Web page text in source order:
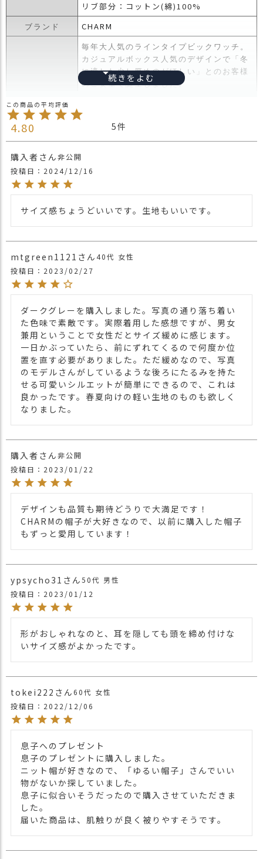
Instagram
ッ
フ
リブ部分：コットン(綿)100%
ブランド CHARM
商品詳細
毎年大人気のラインタイプビックワッチ。
カジュアルボックス人気のデザインで「冬
に適した少し厚めのがほしい」とのお客様
のご要望で誕生しました。
立体感のあるシルエットが出来る優れも
トン素材で肌に優しく、締め付け感もなく
性別問わず、頭の形がでないので頭の大き
い人も安心してかぶれます。
注意点
・長時間濡れたままで重ねて置いたり、汗
や雨などでぬれた時は他の衣料等に移染す
る場合がございますのでお気を付け下さ
・多少実際のカラーと異なる場合がござい
関連商品
他のビックワッチは こちら
他の人気ニット帽はこちら
カラー
【カラー バリエーション】
・ダークグレー 灰色 DARK GRAY
・ライトグレー ねずみ色 LIGHT GRAY
・ネイビー 紺色 NAVY
4.80 5
購入者
非公開
投稿日
2024/12/16
サイズ感ちょうどいいです。生地もいいです。
mtgreen1121 40代 女性
投稿日
2023/02/27
ダークグレーを購入しました。写真の通り落ち着い
た色味で素敵です。実際着用した感想ですが、男女
兼用ということで女性だとサイズ緩めに感じます。
一日かぶっていたら、前にずれてくるので何度か位
置を直す必要がありました。ただ緩めなので、写真
のモデルさんがしているような後ろにたるみを持た
せる可愛いシルエットが簡単にできるので、これは
良かったです。春夏向けの軽い生地のものも欲しく
なりました。
購入者
非公開
投稿日
2023/01/22
デザインも品質も期待どうりで大満足です！
CHARMの帽子が大好きなので、以前に購入した帽子
もずっと愛用しています！
ypsycho31 50代 男性
投稿日
2023/01/12
形がおしゃれなのと、耳を隠しても頭を締め付けな
いサイズ感がよかったです。
tokei222 60代 女性
投稿日
2022/12/06
息子へのプレゼント
息子のプレゼントに購入しました。
ニット帽が好きなので、「ゆるい帽子」さんでいい
物がないか探していました。
息子に似合いそうだったので購入させていただきま
した。
届いた商品は、肌触りが良く被りやすそうです。